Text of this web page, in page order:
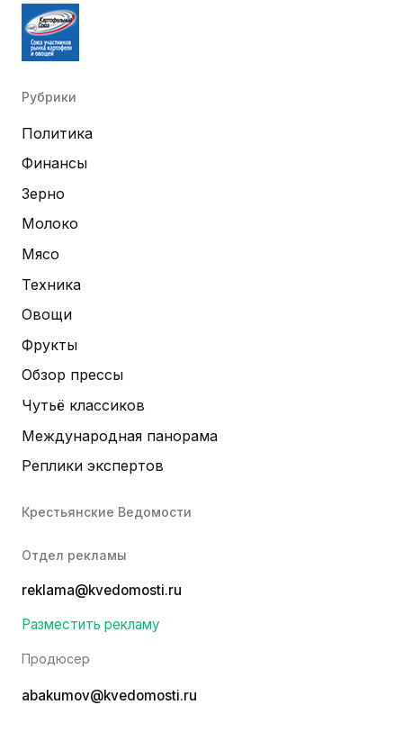
Рубрики
Политика
Финансы
Зерно
Молоко
Мясо
Техника
Овощи
Фрукты
Обзор прессы
Чутьё классиков
Международная панорама
Реплики экспертов
Крестьянские Ведомости
Отдел рекламы
reklama@kvedomosti.ru
Разместить рекламу
Продюсер
abakumov@kvedomosti.ru